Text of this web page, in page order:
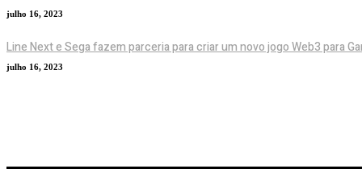
julho 16, 2023
Line Next e Sega fazem parceria para criar um novo jogo Web3 para
julho 16, 2023